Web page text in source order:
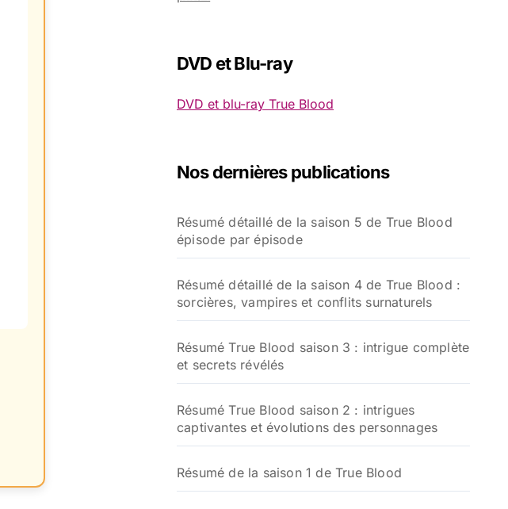
DVD et Blu-ray
DVD et blu-ray True Blood
Nos dernières publications
Résumé détaillé de la saison 5 de True Blood
épisode par épisode
Résumé détaillé de la saison 4 de True Blood :
sorcières, vampires et conflits surnaturels
Résumé True Blood saison 3 : intrigue complète
et secrets révélés
Résumé True Blood saison 2 : intrigues
captivantes et évolutions des personnages
Résumé de la saison 1 de True Blood